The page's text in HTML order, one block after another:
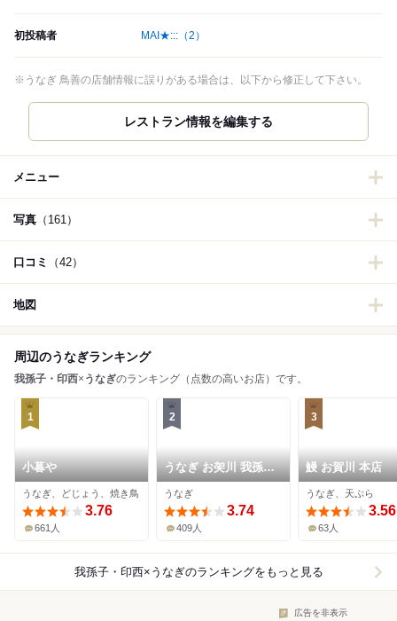
初投稿者 MAI★::: （2）
※うなぎ 鳥善の店舗情報に誤りがある場合は、以下から修正して下さい。
メニュー
写真 （161）
口コミ （42）
地図
周辺のうなぎランキング
我孫子・印西× うなぎのランキング（点数の高いお店）です。
1
小暮や
うなぎ、どじょう、焼き鳥
3.76
661人
2
うなぎ お㚙川 我孫子
店
うなぎ
3.74
409人
3
鰻 お賀川 本店
うなぎ、天ぷら
3.56
63人
我孫子・印西×うなぎのランキングをもっと見る
広告を非表示